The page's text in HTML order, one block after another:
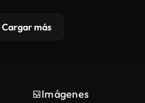
Cargar más
Imágenes